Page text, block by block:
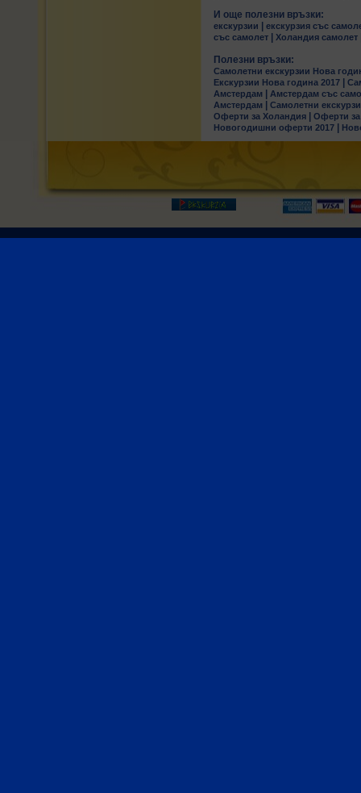
И още полезни връзки:
екскурзии
екскурзия със
със самолет
Холандия самолет
Полезни връзки:
Самолетни екскурзии Нова
Екскурзии Нова година 2017
Амстердам
Амстердам със
Амстердам
Самолетни
Оферти за Холандия
Оферти
Новогодишни оферти 2017